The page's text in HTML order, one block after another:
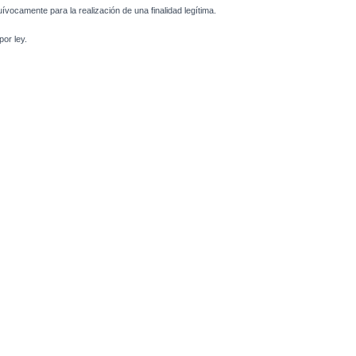
para la realización de una finalidad legítima.
ley.